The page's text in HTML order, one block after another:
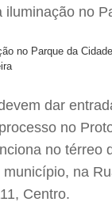
no Parque da
dar
no
no térreo
na
Centro.